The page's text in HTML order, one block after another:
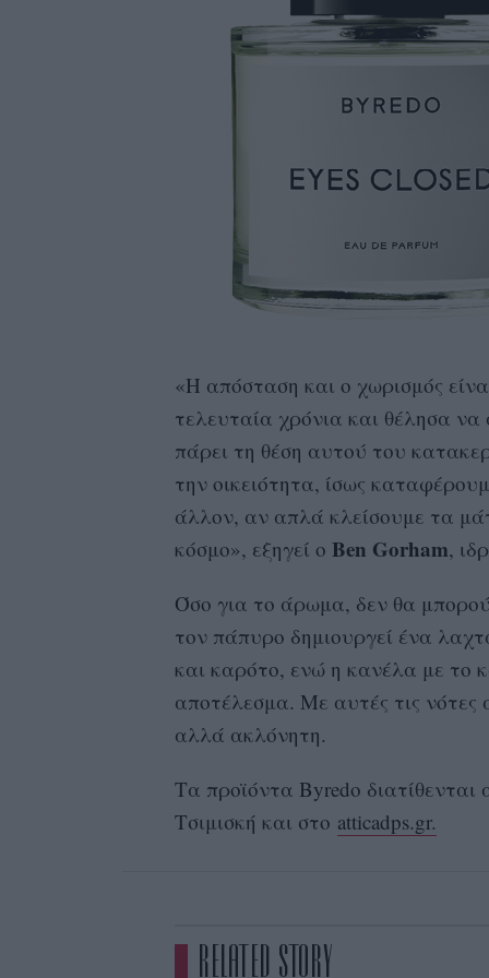
«Η απόσταση και ο χωρισμός
τελευταία χρόνια και θέλησα
πάρει τη θέση αυτού του
την οικειότητα, ίσως
άλλον, αν απλά κλείσουμε τα
κόσμο», εξηγεί ο Ben Gorham,
Όσο για το άρωμα, δεν θα
τον πάπυρο δημιουργεί ένα
και καρότο, ενώ η κανέλα με το
αποτέλεσμα. Με αυτές τις
αλλά ακλόνητη.
Τα προϊόντα Byredo διατίθενται
Τσιμισκή και στο atticadps.gr.
RELATED STORY